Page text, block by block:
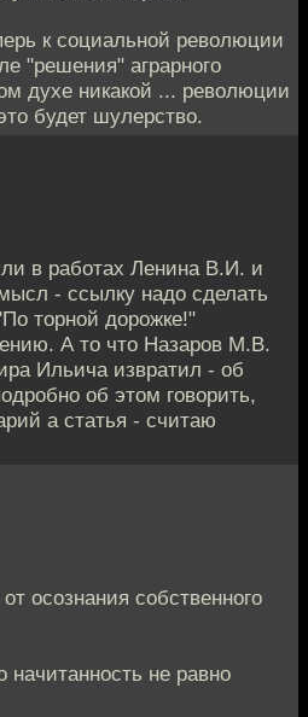
к социальной революции
"решения" аграрного
духе никакой ... революции
будет шулерство.
в работах Ленина В.И. и
- ссылку надо сделать
торной дорожке!"
А то что Назаров М.В.
Ильича извратил - об
об этом говорить,
а статья - считаю
осознания собственного
не равно